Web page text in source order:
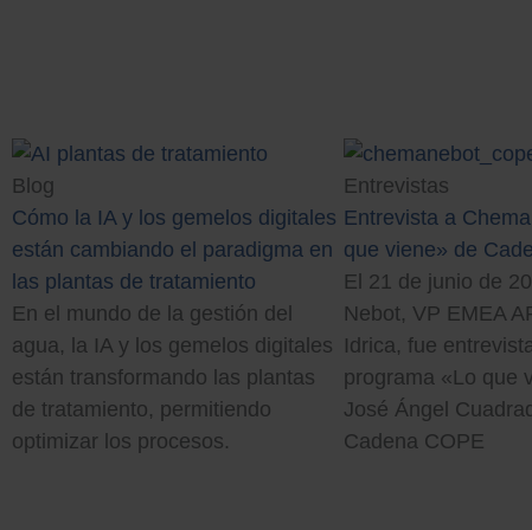
Blog
Cómo la IA y los gemelos digitales
están cambiando el paradigma en
las plantas de tratamiento
En el mundo de la gestión del
agua, la IA y los gemelos digitales
están transformando las plantas
de tratamiento, permitiendo
optimizar los procesos.
Entrevistas
Entrevista a
que viene» de
El 21 de junio de
Nebot, VP EMEA
Idrica, fue
programa «Lo que
José Ángel
Cadena COPE
Página
Página
Página